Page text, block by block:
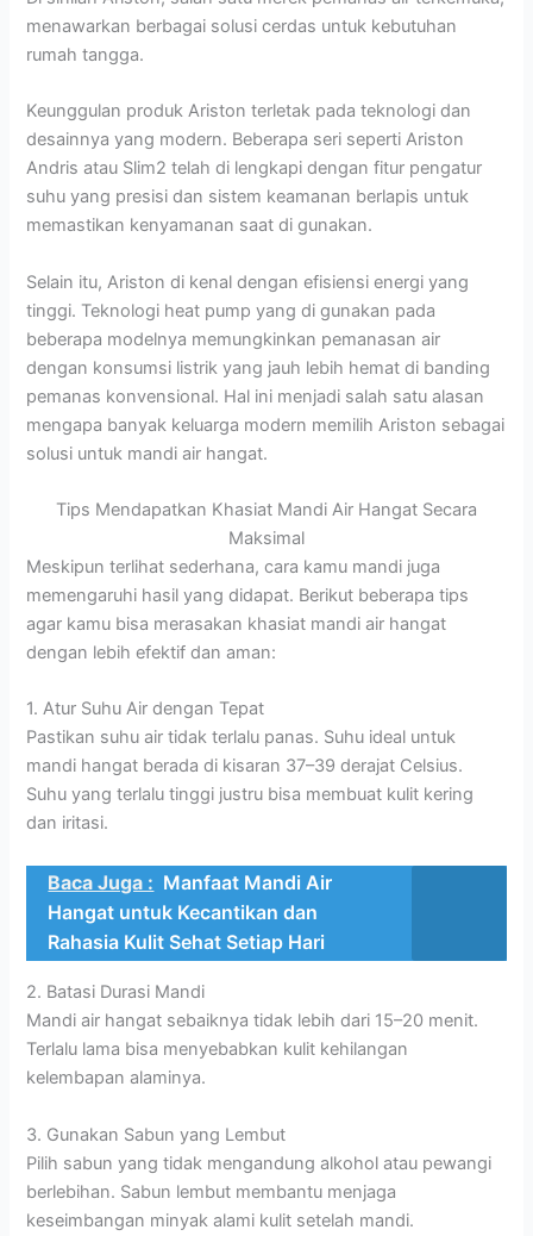
menawarkan berbagai solusi cerdas untuk kebutuhan
rumah tangga.
Keunggulan produk Ariston terletak pada teknologi dan
desainnya yang modern. Beberapa seri seperti Ariston
Andris atau Slim2 telah di lengkapi dengan fitur pengatur
suhu yang presisi dan sistem keamanan berlapis untuk
memastikan kenyamanan saat di gunakan.
Selain itu, Ariston di kenal dengan efisiensi energi yang
tinggi. Teknologi heat pump yang di gunakan pada
beberapa modelnya memungkinkan pemanasan air
dengan konsumsi listrik yang jauh lebih hemat di banding
pemanas konvensional. Hal ini menjadi salah satu alasan
mengapa banyak keluarga modern memilih Ariston sebagai
solusi untuk mandi air hangat.
Tips Mendapatkan Khasiat Mandi Air Hangat Secara
Maksimal
Meskipun terlihat sederhana, cara kamu mandi juga
memengaruhi hasil yang didapat. Berikut beberapa tips
agar kamu bisa merasakan khasiat mandi air hangat
dengan lebih efektif dan aman:
1. Atur Suhu Air dengan Tepat
Pastikan suhu air tidak terlalu panas. Suhu ideal untuk
mandi hangat berada di kisaran 37–39 derajat Celsius.
Suhu yang terlalu tinggi justru bisa membuat kulit kering
dan iritasi.
Baca Juga : Manfaat Mandi Air
Hangat untuk Kecantikan dan
Rahasia Kulit Sehat Setiap Hari
2. Batasi Durasi Mandi
Mandi air hangat sebaiknya tidak lebih dari 15–20 menit.
Terlalu lama bisa menyebabkan kulit kehilangan
kelembapan alaminya.
3. Gunakan Sabun yang Lembut
Pilih sabun yang tidak mengandung alkohol atau pewangi
berlebihan. Sabun lembut membantu menjaga
keseimbangan minyak alami kulit setelah mandi.